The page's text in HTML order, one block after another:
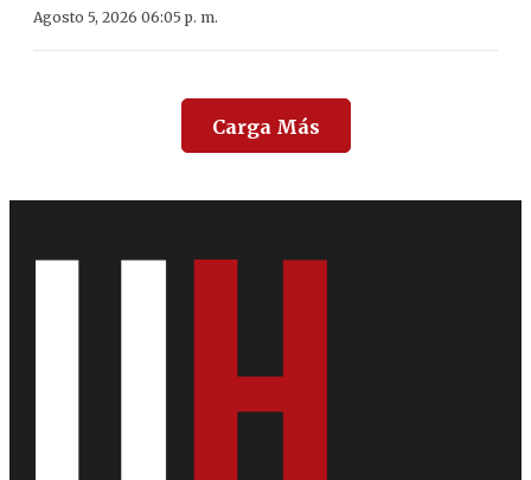
Agosto 5, 2026 06:05 p. m.
Carga Más